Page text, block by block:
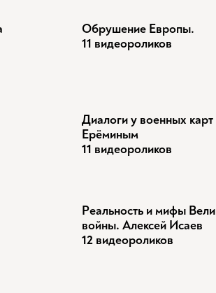
Обрушение Европы.
11 видеороликов
Диалоги у военных
Ерёминым
11 видеороликов
Реальность и мифы
войны. Алексей Исаев
12 видеороликов